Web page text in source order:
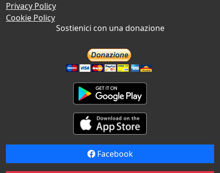
Privacy Policy
Cookie Policy
Sostienici con una donazione
Facebook